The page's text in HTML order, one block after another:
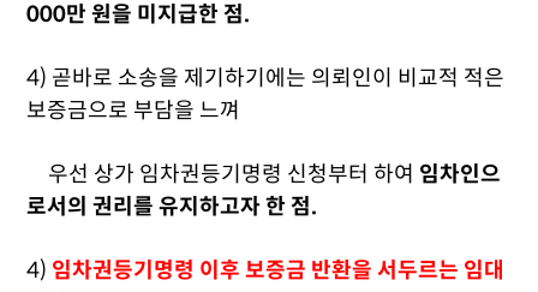
000만 원을 미지급한 점.
4) 곧바로 소송을 제기하기에는 의뢰인이 비교적 적은
보증금으로 부담을 느껴
우선 상가 임차권등기명령 신청부터 하여 임차인으
로서의 권리를 유지하고자 한 점.
4) 임차권등기명령 이후 보증금 반환을 서두르는 임대